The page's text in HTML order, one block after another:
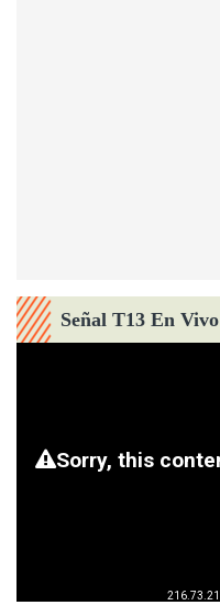
Señal T13 En Vivo